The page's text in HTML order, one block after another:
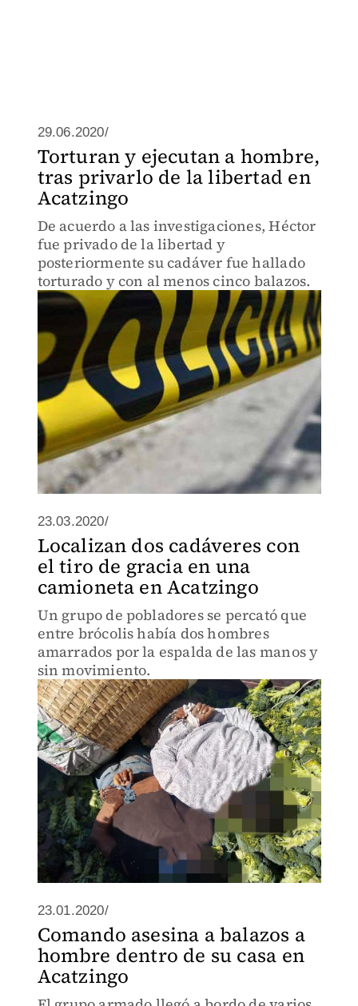
29.06.2020/
Torturan y ejecutan a hombre,
tras privarlo de la libertad en
Acatzingo
De acuerdo a las investigaciones, Héctor
fue privado de la libertad y
posteriormente su cadáver fue hallado
torturado y con al menos cinco balazos.
23.03.2020/
Localizan dos cadáveres con
el tiro de gracia en una
camioneta en Acatzingo
Un grupo de pobladores se percató que
entre brócolis había dos hombres
amarrados por la espalda de las manos y
sin movimiento.
23.01.2020/
Comando asesina a balazos a
hombre dentro de su casa en
Acatzingo